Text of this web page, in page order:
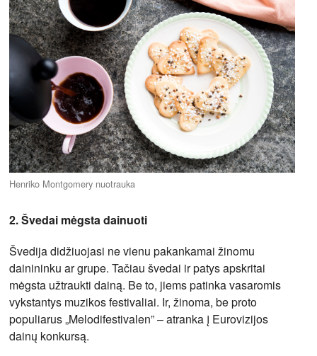
Henriko Montgomery nuotrauka
2. Švedai mėgsta dainuoti
Švedija didžiuojasi ne vienu pakankamai žinomu
dainininku ar grupe. Tačiau švedai ir patys apskritai
mėgsta užtraukti dainą. Be to, jiems patinka vasaromis
vykstantys muzikos festivaliai. Ir, žinoma, be proto
populiarus „Melodifestivalen” – atranka į Eurovizijos
dainų konkursą.